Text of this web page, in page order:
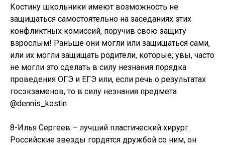
Костину школьники имеют возможность не
защищаться самостоятельно на заседаниях этих
конфликтных комиссий, поручив свою защиту
взрослым! Раньше они могли или защищаться сами,
или их могли защищать родители, которые, увы, часто
не могли это сделать в силу незнания порядка
проведения ОГЭ и ЕГЭ или, если речь о результатах
госэкзаменов, то в силу незнания предмета
@dennis_kostin
8-Илья Сергеев – лучший пластический хирург.
Российские звезды гордятся дружбой со ним, он